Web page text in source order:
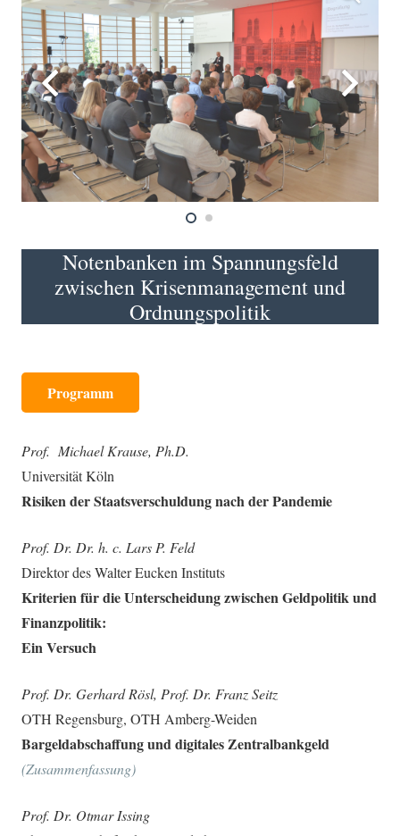
Notenbanken im Spannungsfeld
zwischen Krisenmanagement und
Ordnungspolitik
Programm
Prof. Michael Krause, Ph.D.
Universität Köln
Risiken der Staatsverschuldung nach der Pandemie
Prof. Dr. Dr. h. c. Lars P. Feld
Direktor des Walter Eucken Instituts
Kriterien für die Unterscheidung zwischen Geldpolitik und
Finanzpolitik:
Ein Versuch
Prof. Dr. Gerhard Rösl, Prof. Dr. Franz Seitz
OTH Regensburg, OTH Amberg-Weiden
Bargeldabschaffung und digitales Zentralbankgeld
(Zusammenfassung)
Prof. Dr. Otmar Issing